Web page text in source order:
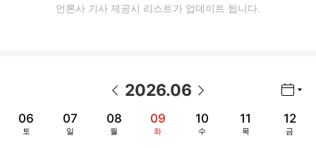
언론사 기사 제공시 리스트가 업데이트 됩니다.
2026.06
06
토
07
일
08
월
09
화
10
수
11
목
12
금